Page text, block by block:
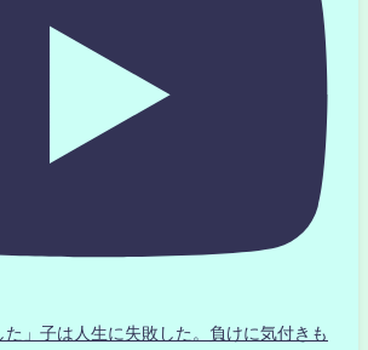
」子は人生に失敗した。負けに気付きも